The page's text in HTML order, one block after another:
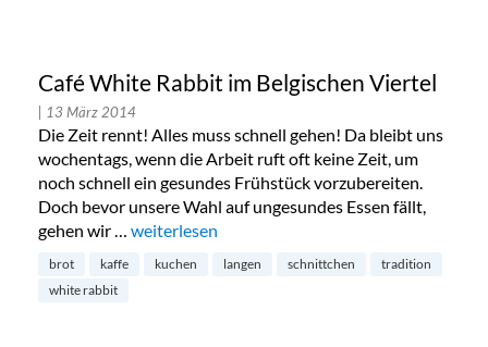
Café White Rabbit im Belgischen Viertel
| 13 März 2014
Die Zeit rennt! Alles muss schnell gehen! Da bleibt uns
wochentags, wenn die Arbeit ruft oft keine Zeit, um
noch schnell ein gesundes Frühstück vorzubereiten.
Doch bevor unsere Wahl auf ungesundes Essen fällt,
gehen wir … „Café White Rabbit im Belgischen Viertel“
weiterlesen
brot kaffe kuchen langen schnittchen
tradition
white rabbit